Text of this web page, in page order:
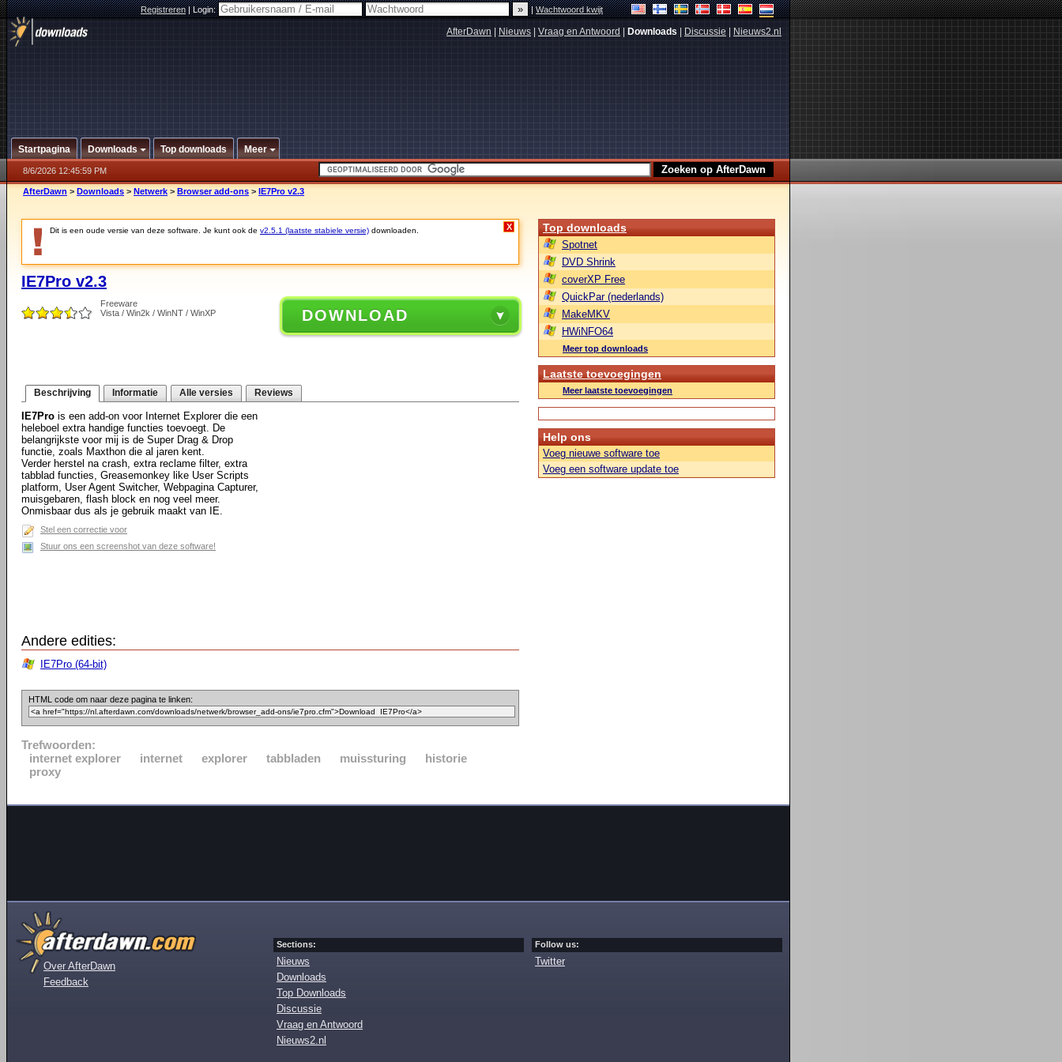
Registreren|Login: |Wachtwoord kwijt
AfterDawn Nieuws Vraag en Antwoord Downloads Discussie Nieuws2.nl
Startpagina Downloads Top downloads Meer
8/6/2026 12:45:59 PM
AfterDawn > Downloads > Netwerk > Browser add-ons > IE7Pro v2.3
Dit is een oude versie van deze software. Je kunt ook de v2.5.1 (laatste stabiele versie) downloaden. X
IE7Pro v2.3
Freeware
Vista / Win2k / WinNT / WinXP
DOWNLOAD
Beschrijving Informatie Alle versies Reviews
IE7Pro is een add-on voor Internet Explorer die een
heleboel extra handige functies toevoegt. De
belangrijkste voor mij is de Super Drag & Drop
functie, zoals Maxthon die al jaren kent.
Verder herstel na crash, extra reclame filter, extra
tabblad functies, Greasemonkey like User Scripts
platform, User Agent Switcher, Webpagina Capturer,
muisgebaren, flash block en nog veel meer.
Onmisbaar dus als je gebruik maakt van IE.
Stel een correctie voor
Stuur ons een screenshot van deze software!
Andere edities:
IE7Pro (64-bit)
HTML code om naar deze pagina te linken:
Trefwoorden:
internet explorer
internet explorer tabbladen muissturing
historie
proxy
Top downloads
Spotnet
DVD Shrink
coverXP Free
QuickPar (nederlands)
MakeMKV
HWiNFO64
Meer top downloads
Laatste toevoegingen
Meer laatste toevoegingen
Help ons
Voeg nieuwe software toe
Voeg een software update toe
Over AfterDawn
Feedback
Sections:
Nieuws
Downloads
Top Downloads
Discussie
Vraag en Antwoord
Nieuws2.nl
Follow us:
Twitter